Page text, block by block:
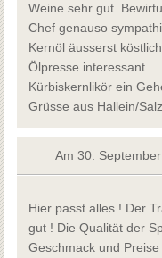
Weine sehr gut.
Chef genauso
Kernöl äusserst
Ölpresse interessant.
Kürbiskernlikör ein
Grüsse aus Hallein/
Am 30.
Hier passt alles ! Der
gut ! Die Qualität der
Geschmack und